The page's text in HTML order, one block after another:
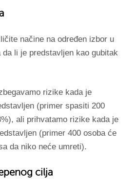
načine na određen izbor u
li je predstavljen kao gubitak
rizike kada je
(primer spasiti 200
ali prihvatamo rizike kada je
(primer 400 osoba će
da niko neće umreti).
cilja